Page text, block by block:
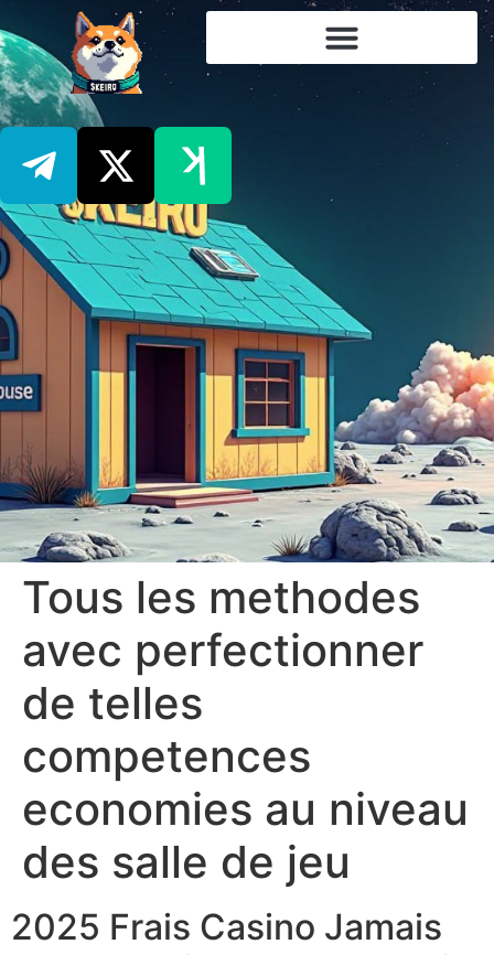
Tous les methodes
avec perfectionner
de telles
competences
economies au niveau
des salle de jeu
2025 Frais Casino Jamais